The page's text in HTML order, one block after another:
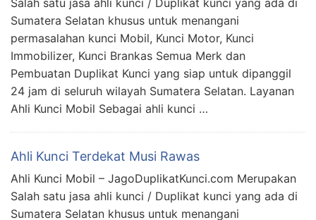
Sumatera Selatan khusus untuk menangani
permasalahan kunci Mobil, Kunci Motor, Kunci
Immobilizer, Kunci Brankas Semua Merk dan
Pembuatan Duplikat Kunci yang siap untuk dipanggil
24 jam di seluruh wilayah Sumatera Selatan. Layanan
Ahli Kunci Mobil Sebagai ahli kunci …
Ahli Kunci Terdekat Musi Rawas
Ahli Kunci Mobil – JagoDuplikatKunci.com Merupakan
Salah satu jasa ahli kunci / Duplikat kunci yang ada di
Sumatera Selatan khusus untuk menangani